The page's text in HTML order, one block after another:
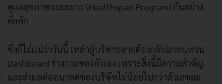
ดูแลสุขภาพระยะยาว (Healthspan Program) กันอย่าง
คึกคัก
ซึ่งก็ไม่แน่ว่าวันนี้ เหล่าผู้บริหารอาจต้องกลับมาทบทวน
Dashboard ร่างกายของตัวเอง เพราะสิ่งนี้มีความสำคัญ
และส่งผลต่ออนาคตของบริษัทไม่น้อยไปกว่าตัวเลขผล